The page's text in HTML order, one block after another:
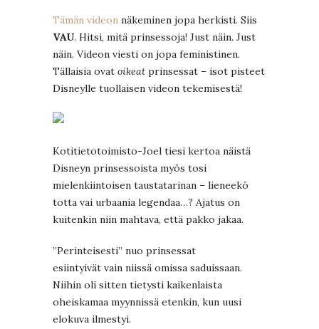
Tämän videon näkeminen jopa herkisti. Siis
VAU. Hitsi, mitä prinsessoja! Just näin. Just
näin. Videon viesti on jopa feministinen.
Tällaisia ovat oikeat prinsessat – isot pisteet
Disneylle tuollaisen videon tekemisestä!
Kotitietotoimisto-Joel tiesi kertoa näistä
Disneyn prinsessoista myös tosi
mielenkiintoisen taustatarinan – lieneekö
totta vai urbaania legendaa…? Ajatus on
kuitenkin niin mahtava, että pakko jakaa.
”Perinteisesti” nuo prinsessat
esiintyivät vain niissä omissa saduissaan.
Niihin oli sitten tietysti kaikenlaista
oheiskamaa myynnissä etenkin, kun uusi
elokuva ilmestyi.